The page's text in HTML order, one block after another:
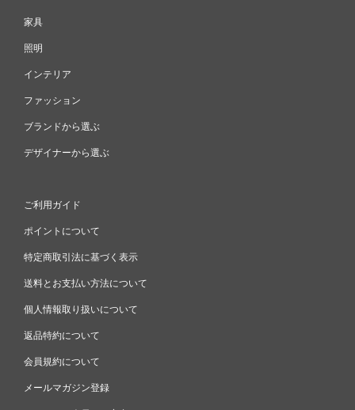
家具
照明
インテリア
ファッション
ブランドから選ぶ
デザイナーから選ぶ
ご利用ガイド
ポイントについて
特定商取引法に基づく表示
送料とお支払い方法について
個人情報取り扱いについて
返品特約について
会員規約について
メールマガジン登録